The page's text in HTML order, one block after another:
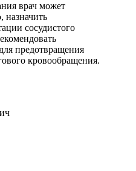
врач может
назначить
сосудистого
предотвращения
кровообращения.